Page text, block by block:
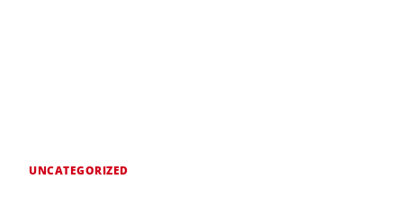
UNCATEGORIZED